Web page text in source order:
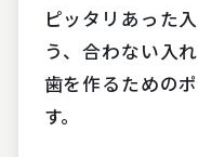
ピッタリあった
う、合わない入
歯を作るための
す。